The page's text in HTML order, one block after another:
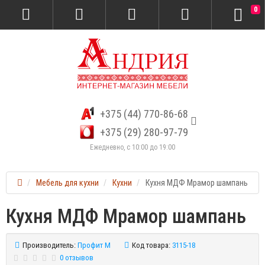
+375 (44) 770-86-68
+375 (29) 280-97-79
Ежедневно, с 10:00 до 19:00
0
Мебель для кухни Кухни Кухня МДФ Мрамор шампань
Кухня МДФ Мрамор шампань
Производитель: Профит М Код товара: 3115-18
0 отзывов